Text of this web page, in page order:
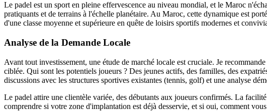
Le padel est un sport en pleine effervescence au niveau mondial, et le Maroc
pratiquants et de terrains à l'échelle planétaire. Au Maroc, cette dynamique est
d'une classe moyenne et supérieure en quête de loisirs sportifs modernes et
Analyse de la Demande Locale
Avant tout investissement, une étude de marché locale est cruciale. Je
ciblée. Qui sont les potentiels joueurs ? Des jeunes actifs, des familles, des
discussions avec les structures sportives existantes (tennis, golf) et une analyse
Le padel attire une clientèle variée, des débutants aux joueurs confirmés. La
comprendre si votre zone d'implantation est déjà desservie, et si oui, comment